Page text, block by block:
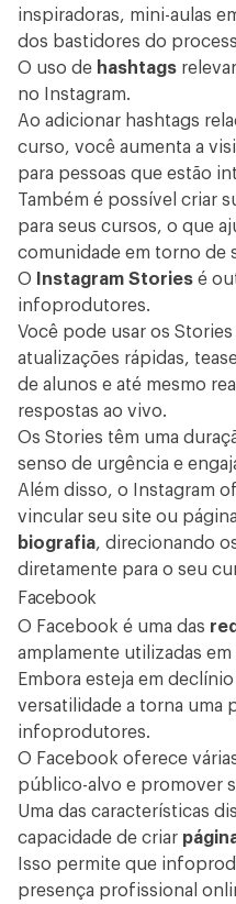
inspiradoras, mini-aulas
dos bastidores do
O uso de hashtags
no Instagram.
Ao adicionar hashtags
curso, você aumenta a
para pessoas que estão
Também é possível criar
para seus cursos, o que
comunidade em torno de
O
Instagram Stories é
infoprodutores.
Você pode usar os
atualizações rápidas,
de alunos e até mesmo
respostas ao vivo.
Os Stories têm uma
senso de urgência e
Além disso, o Instagram
vincular seu site ou
biografia, direcionando
diretamente para o seu
Facebook
O Facebook é uma das
amplamente utilizadas
Embora esteja em
versatilidade a torna uma
infoprodutores.
O Facebook oferece
público-alvo e promover
Uma das características
capacidade de criar
Isso permite que
presença profissional